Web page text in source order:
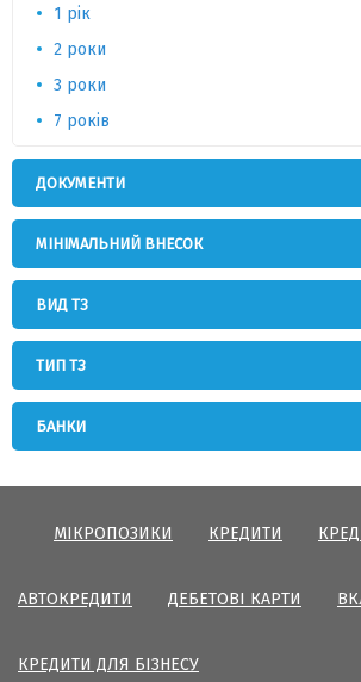
1 рік
2 роки
3 роки
7 років
ДОКУМЕНТИ
МІНІМАЛЬНИЙ ВНЕСОК
ВИД ТЗ
ТИП ТЗ
БАНКИ
МІКРОПОЗИКИ КРЕДИТИ
АВТОКРЕДИТИ ДЕБЕТОВІ КАРТИ
КРЕДИТИ ДЛЯ БІЗНЕСУ